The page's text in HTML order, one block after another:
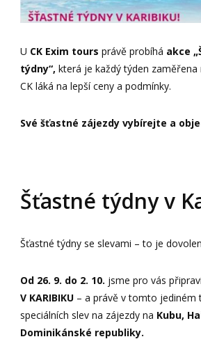
U CK Exim tours právě probíhá akce
týdny“,která je každý týden zaměřena
CK láká na lepší ceny a podmínky.
Své šťastné zájezdy vybírejte a
Šťastné týdny v
Šťastné týdny se slevami – to je
Od 26. 9. do 2. 10. jsme pro vás
V KARIBIKU – a právě v tomto jediném
speciálních slev na zájezdy na Kubu,
Dominikánské republiky.